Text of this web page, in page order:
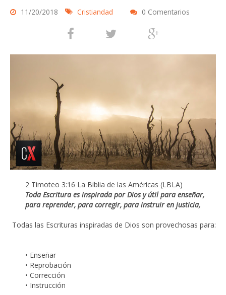
11/20/2018 Cristiandad 0 Comentarios
2 Timoteo 3:16 La Biblia de las Américas (LBLA)
Toda Escritura es inspirada por Dios y útil para enseñar,
para reprender, para corregir, para instruir en justicia,
Todas las Escrituras inspiradas de Dios son provechosas para:
• Enseñar
• Reprobación
• Corrección
• Instrucción